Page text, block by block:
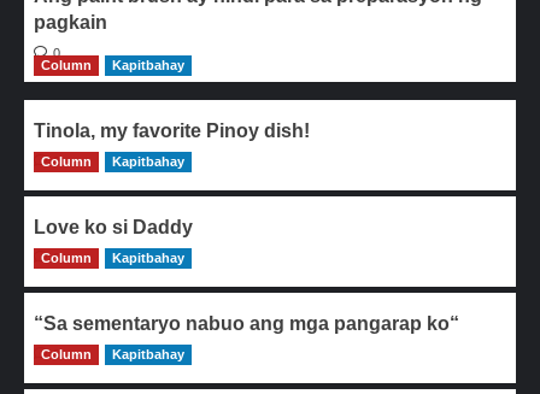
pagkain
0
Column
Kapitbahay
Tinola, my favorite Pinoy dish!
0
Column Kapitbahay
Love ko si Daddy
0
Column Kapitbahay
“Sa sementaryo nabuo ang mga pangarap ko“
0
Column Kapitbahay